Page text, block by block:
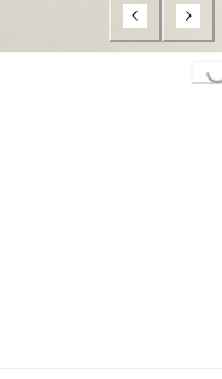
Loading...